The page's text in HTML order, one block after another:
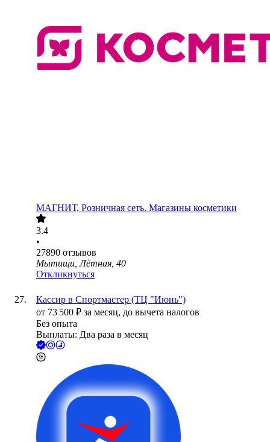
МАГНИТ, Розничная сеть. Магазины косметики
3.4
•
27890 отзывов
Мытищи, Лётная, 40
Откликнуться
Кассир в Спортмастер (ТЦ "Июнь")
от 73 500 ₽ за месяц, до вычета налогов
Без опыта
Выплаты: Два раза в месяц